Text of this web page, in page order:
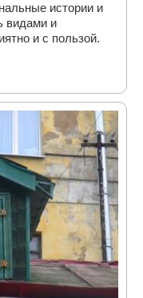
истории и
видами и
и с пользой.